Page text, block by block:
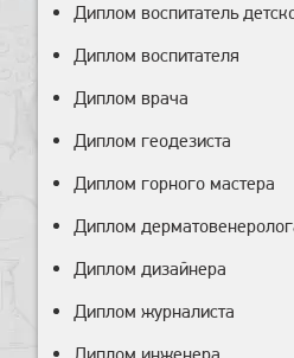
Диплом воспитатель
Диплом воспитателя
Диплом врача
Диплом геодезиста
Диплом горного мастера
Диплом
Диплом дизайнера
Диплом журналиста